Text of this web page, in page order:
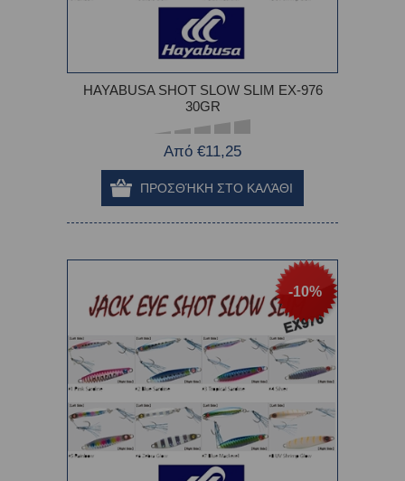
HAYABUSA SHOT SLOW SLIM EX-976
30GR
Από €11,25
-10%